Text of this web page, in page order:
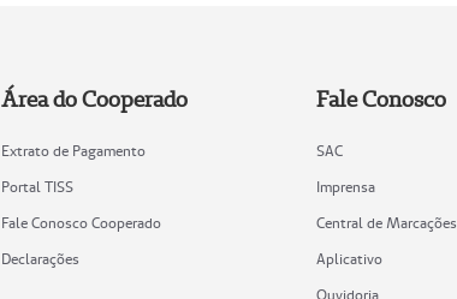
Área do Cooperado
Extrato de Pagamento
Portal TISS
Fale Conosco Cooperado
Declarações
Fale Conosco
SAC
Imprensa
Central de Marcações
Aplicativo
Ouvidoria